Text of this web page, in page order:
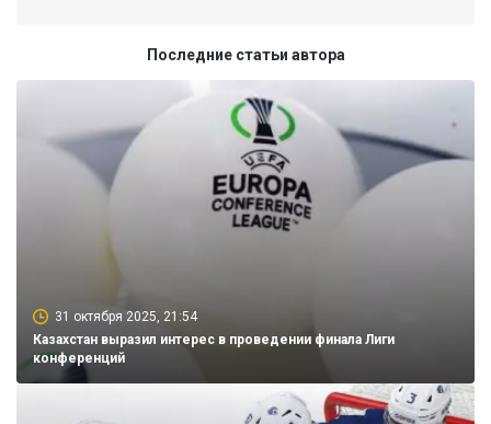
Последние статьи автора
31 октября 2025, 21:54
Казахстан выразил интерес в проведении финала Лиги
конференций